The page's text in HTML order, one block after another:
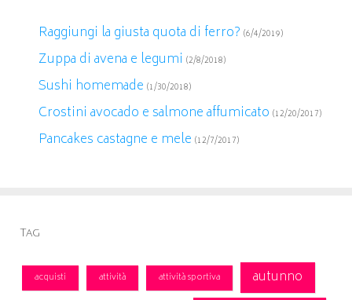
Raggiungi la giusta quota di ferro? (6/4/2019)
Zuppa di avena e legumi (2/8/2018)
Sushi homemade (1/30/2018)
Crostini avocado e salmone affumicato (12/20/2017)
Pancakes castagne e mele (12/7/2017)
Tag
acquisti attività attività sportiva
autunno